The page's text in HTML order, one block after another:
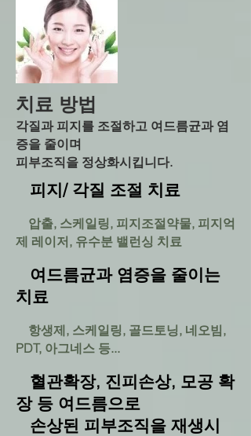
치료 방법
각질과 피지를 조절하고 여드름균과 염
증을 줄이며
피부조직을 정상화시킵니다.
피지/ 각질 조절 치료
압출, 스케일링, 피지조절약물, 피지억
제 레이저, 유수분 밸런싱 치료
여드름균과 염증을 줄이는
치료
항생제, 스케일링, 골드토닝, 네오빔,
PDT, 아그네스 등...
혈관확장, 진피손상, 모공 확
장 등 여드름으로
손상된 피부조직을 재생시